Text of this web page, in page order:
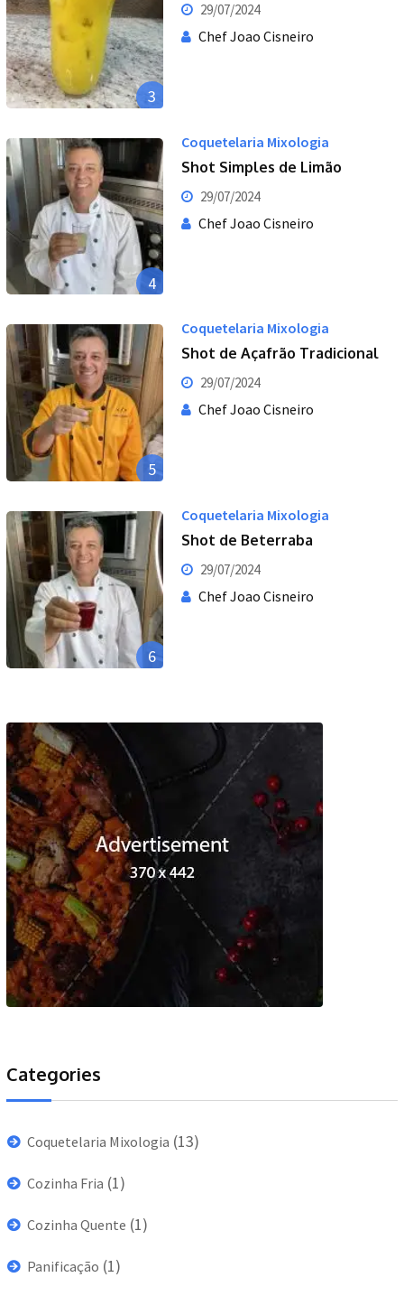
3
29/07/2024
Chef Joao Cisneiro
4
Coquetelaria Mixologia
Shot Simples de Limão
29/07/2024
Chef Joao Cisneiro
5
Coquetelaria Mixologia
Shot de Açafrão Tradicional
29/07/2024
Chef Joao Cisneiro
6
Coquetelaria Mixologia
Shot de Beterraba
29/07/2024
Chef Joao Cisneiro
Categories
Coquetelaria Mixologia (13)
Cozinha Fria (1)
Cozinha Quente (1)
Panificação (1)